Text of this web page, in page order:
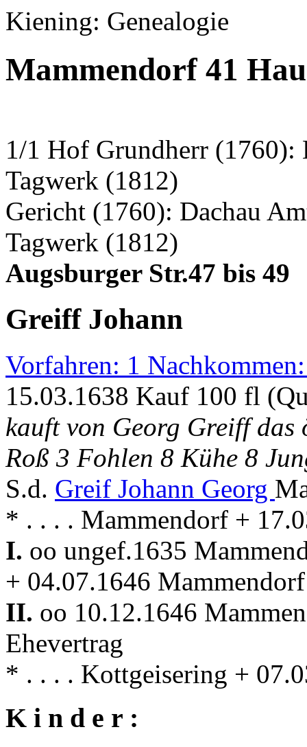
Kiening: Genealogie
Mammendorf 41
1/1 Hof Grundherr (1760):
Tagwerk (1812)
Gericht (1760): Dachau
Tagwerk (1812)
Augsburger Str.47 bis 49
Greiff Johann
Vorfahren: 1
15.03.1638 Kauf 100 fl
kauft von Georg Greiff
Roß 3 Fohlen 8 Kühe 8
S.d. Greif Johann Georg
* . . . . Mammendorf +
I. oo ungef.1635
+ 04.07.1646 Mammendorf
II. oo 10.12.1646
Ehevertrag
* . . . . Kottgeisering +
K i n d e r :